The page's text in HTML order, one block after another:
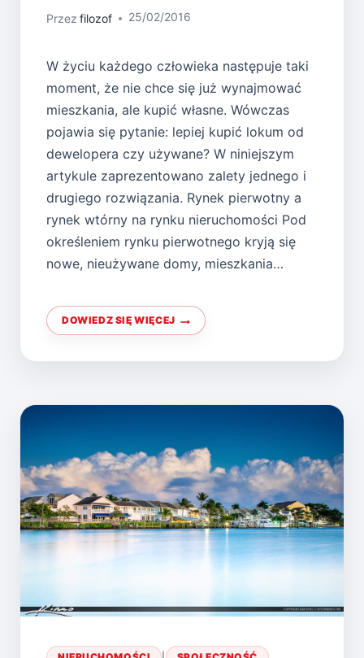
Przez filozof 25/02/2016
W życiu każdego człowieka następuje taki
moment, że nie chce się już wynajmować
mieszkania, ale kupić własne. Wówczas
pojawia się pytanie: lepiej kupić lokum od
dewelopera czy używane? W niniejszym
artykule zaprezentowano zalety jednego i
drugiego rozwiązania. Rynek pierwotny a
rynek wtórny na rynku nieruchomości Pod
określeniem rynku pierwotnego kryją się
nowe, nieużywane domy, mieszkania…
DOWIEDZ SIĘ WIĘCEJ
MIESZKANIE
Z
CZY